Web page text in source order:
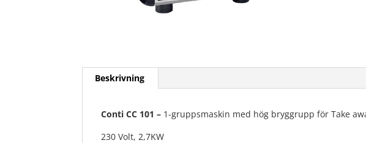
Beskrivning
Conti CC 101 – 1-gruppsmaskin med hög bryggrupp för Take
230 Volt, 2,7KW